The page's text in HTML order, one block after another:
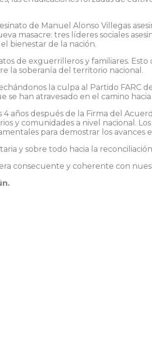
de Manuel Alonso Villegas
masacre: tres líderes sociales
bienestar de la nación.
de exguerrilleros y familiares.
la soberanía del territorio nacional.
la culpa al Partido FARC
han atravesado en el camino
años después de la Firma del
y comunidades a nivel nacional.
para demostrar los avances
y sobre todo hacia la
consecuente y coherente con